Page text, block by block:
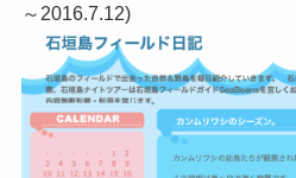
～2016.7.12)